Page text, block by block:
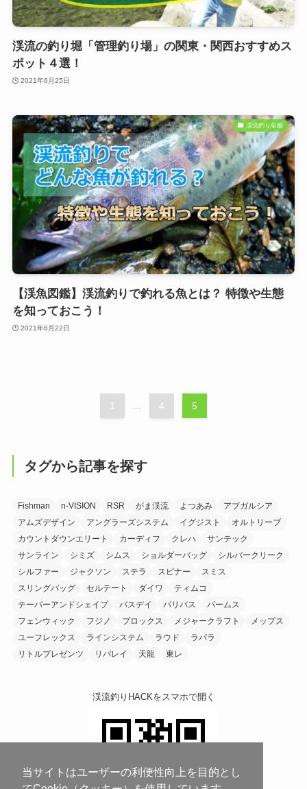
渓流の釣り堀「管理釣り場」の関東・関西おすすめス
ポット４選！
2021年6月25日
渓流釣り全般
【渓魚図鑑】渓流釣りで釣れる魚とは？ 特徴や生態
を知っておこう！
2021年6月22日
1 4 5
タグから記事を探す
Fishman n-VISION RSR がま渓流 よつあみ
アブガルシア
アムズデザイン
アングラーズシステム イグジスト
オルトリーブ
カウントダウンエリート
カーディフ クレハ
サンテック
サンライン
シミズ シムス ショルダーバッグ
シルバークリーク
シルファー
ジャクソン ステラ スピナー
スミス
スリングバッグ
セルテート ダイワ
ティムコ
テーパーアンドシェイプ
バスデイ バリバス
パームス
フェンウィック
フジノ プロックス メジャークラフト
メップス
ユーフレックス
ラインシステム ラウド
ラパラ
リトルプレゼンツ
リバレイ 天龍 東レ
渓流釣りHACKをスマホで開く
当サイトはユーザーの利便性向上を目的とし